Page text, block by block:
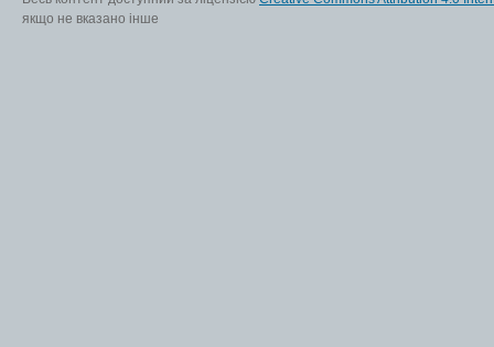
якщо не вказано інше